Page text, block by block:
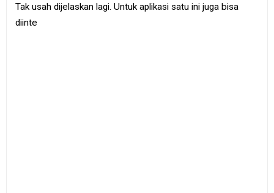
Tak usah dijelaskan lagi. Untuk aplikasi satu ini juga bisa
diinte